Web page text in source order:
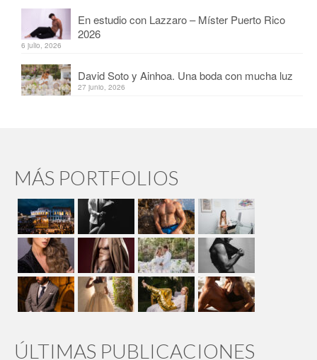
En estudio con Lazzaro – Míster Puerto Rico
2026
6 julio, 2026
David Soto y Ainhoa. Una boda con mucha luz
27 junio, 2026
MÁS PORTFOLIOS
ÚLTIMAS PUBLICACIONES